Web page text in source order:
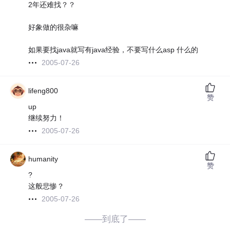
2年还难找？？
好象做的很杂嘛
如果要找java就写有java经验，不要写什么asp 什么的
2005-07-26
lifeng800
up
继续努力！
2005-07-26
赞
humanity
?
这般悲惨？
2005-07-26
赞
——到底了——